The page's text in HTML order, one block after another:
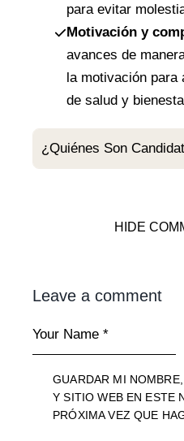
para evitar
Motivación y
avances de
la motivación para
de salud y
¿Quiénes Son
HIDE
Leave a comment
GUARDAR MI
Y SITIO WEB EN ESTE
PRÓXIMA VEZ QUE